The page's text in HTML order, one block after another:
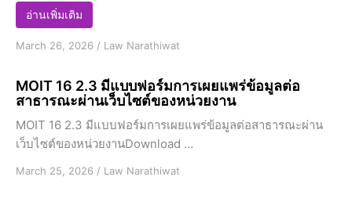
อ่านเพิ่มเติม
March 26, 2026 / Law Narathiwat
MOIT 16 2.3 มีแบบฟอร์มการเผยแพร่ข้อมูลต่อ
สาธารณะผ่านเว็บไซต์ของหน่วยงาน
MOIT 16 2.3 มีแบบฟอร์มการเผยแพร่ข้อมูลต่อสาธารณะผ่าน
เว็บไซต์ของหน่วยงานDownload …
March 25, 2026 / Law Narathiwat